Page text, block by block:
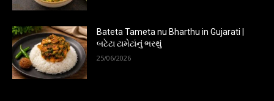
Bateta Tameta nu Bharthu in Gujarati |
બટેટા ટામેટાંનું ભરથું
25/06/2026